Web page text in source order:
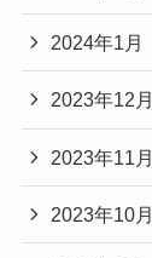
2024年1月
2023年12月
2023年11月
2023年10月